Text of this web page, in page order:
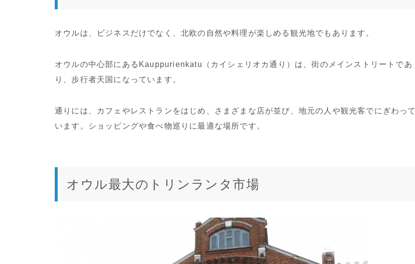
オウルは、ビジネスだけでなく、北欧の自然や料理が楽しめる観光地でもあります。
オウルの中心部にあるKauppurienkatu（カイシェリオカ通り）は、街のメインストリートであ
り、歩行者天国になっています。
通りには、カフェやレストランをはじめ、さまざまな店が並び、地元の人や観光客でにぎわって
います。ショッピングや食べ物巡りに最適な場所です。
オウル最大のトリンランタ市場